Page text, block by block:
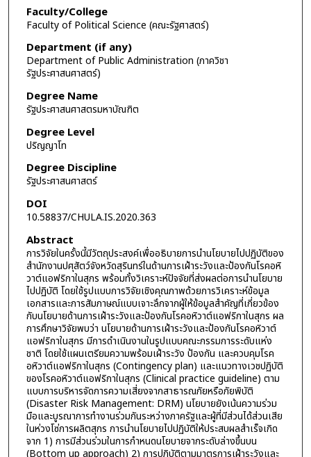
Faculty/College
Faculty of Political Science (คณะรัฐศาสตร์)
Department (if any)
Department of Public Administration (ภาควิชา
รัฐประศาสนศาสตร์)
Degree Name
รัฐประศาสนศาสตรมหาบัณฑิต
Degree Level
ปริญญาโท
Degree Discipline
รัฐประศาสนศาสตร์
DOI
10.58837/CHULA.IS.2020.363
Abstract
การวิจัยในครั้งนี้มีวัตถุประสงค์เพื่ออธิบายการนํานโยบายไปปฏิบัติของ
สำนักงานปศุสัตว์จังหวัดสุรินทร์ในด้านการเฝ้าระวังและป้องกันโรคอหิ
วาต์แอฟริกาในสุกร พร้อมทั้งวิเคราะห์ปัจจัยที่ส่งผลต่อการนำนโยบาย
ไปปฏิบัติ โดยใช้รูปแบบการวิจัยเชิงคุณภาพด้วยการวิเคราะห์ข้อมูล
เอกสารและการสัมภาษณ์แบบเจาะลึกจากผู้ให้ข้อมูลสำคัญที่เกี่ยวข้อง
กับนโยบายด้านการเฝ้าระวังและป้องกันโรคอหิวาต์แอฟริกาในสุกร ผล
การศึกษาวิจัยพบว่า นโยบายด้านการเฝ้าระวังและป้องกันโรคอหิวาต์
แอฟริกาในสุกร มีการดำเนินงานในรูปแบบคณะกรรมการระดับแห่ง
ชาติ โดยใช้แผนเตรียมความพร้อมเฝ้าระวัง ป้องกัน และควบคุมโรค
อหิวาต์แอฟริกาในสุกร (Contingency plan) และแนวทางเวชปฏิบัติ
ของโรคอหิวาต์แอฟริกาในสุกร (Clinical practice guideline) ตาม
แบบการบริหารจัดการความเสี่ยงจากสาธารณภัยหรือภัยพิบัติ
(Disaster Risk Management: DRM) นโยบายยังเน้นความร่วม
มือและบูรณาการทำงานร่วมกันระหว่างภาครัฐและผู้ที่มีส่วนได้ส่วนเสีย
ในห่วงโซ่การผลิตสุกร การนำนโยบายไปปฏิบัติให้ประสบผลสำเร็จเกิด
จาก 1) การมีส่วนร่วมในการกำหนดนโยบายจากระดับล่างขึ้นบน
(Bottom up approach) 2) การปฏิบัติตามมาตรการเฝ้าระวังและ